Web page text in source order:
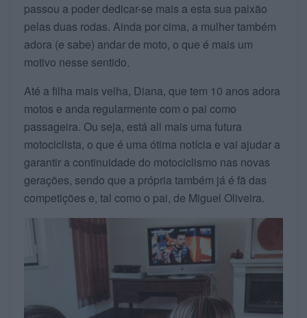
passou a poder dedicar-se mais a esta sua paixão
pelas duas rodas. Ainda por cima, a mulher também
adora (e sabe) andar de moto, o que é mais um
motivo nesse sentido.
Até a filha mais velha, Diana, que tem 10 anos adora
motos e anda regularmente com o pai como
passageira. Ou seja, está ali mais uma futura
motociclista, o que é uma ótima notícia e vai ajudar a
garantir a continuidade do motociclismo nas novas
gerações, sendo que a própria também já é fã das
competições e, tal como o pai, de Miguel Oliveira.